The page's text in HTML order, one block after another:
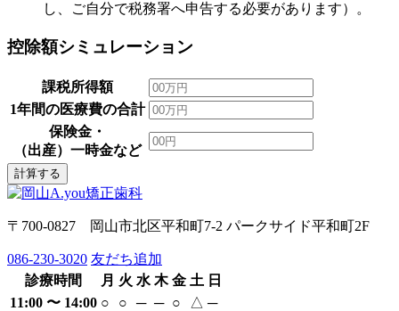
し、ご自分で税務署へ申告する必要があります）。
控除額シミュレーション
課税所得額
1年間の医療費の合計
保険金・
（出産）一時金など
計算する
〒700-0827 岡山市北区平和町7-2 パークサイド平和町2F
086-230-3020 友だち追加
診療時間
月 火 水 木 金 土 日
11:00 〜 14:00 ○ ○ ─ ─ ○ △ ─